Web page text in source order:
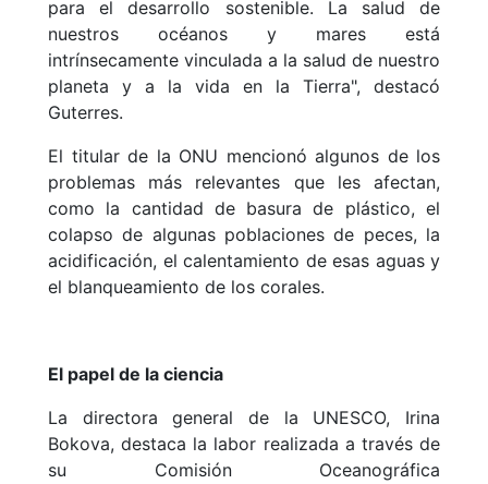
para el desarrollo sostenible. La salud de
nuestros océanos y mares está
intrínsecamente vinculada a la salud de nuestro
planeta y a la vida en la Tierra", destacó
Guterres.
El titular de la ONU mencionó algunos de los
problemas más relevantes que les afectan,
como la cantidad de basura de plástico, el
colapso de algunas poblaciones de peces, la
acidificación, el calentamiento de esas aguas y
el blanqueamiento de los corales.
El papel de la ciencia
La directora general de la UNESCO, Irina
Bokova, destaca la labor realizada a través de
su Comisión Oceanográfica